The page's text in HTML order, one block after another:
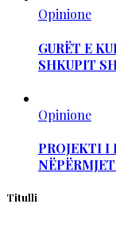
Opinione
GURËT E
SHKUPIT
Opinione
PROJEKTI I
Titulli